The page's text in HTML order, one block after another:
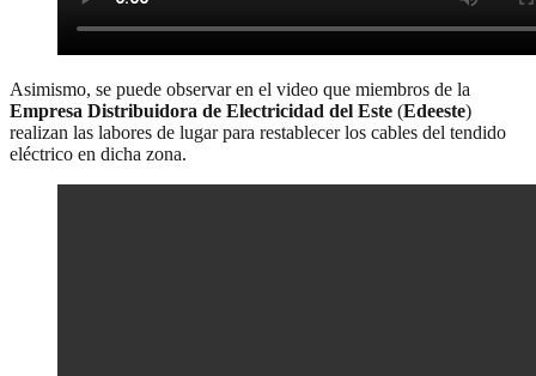
Asimismo, se puede observar en el video que miembros de la
Empresa Distribuidora de Electricidad del Este (Edeeste)
realizan las labores de lugar para restablecer los cables del tendido
eléctrico en dicha zona.